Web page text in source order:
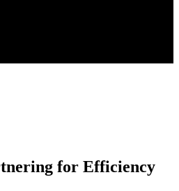
for Efficiency